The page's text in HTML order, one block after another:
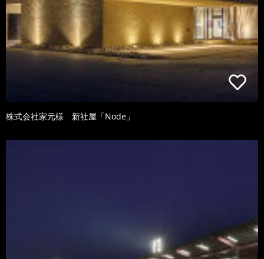
株式会社家元様 新社屋「Node」